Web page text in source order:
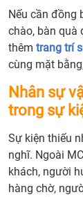
Nếu cần đồng
chào, bàn quà
thêm trang trí
cùng mặt
Nhân sự
trong sự
Sự kiện thiếu
nghĩ. Ngoài
khách, người
hàng chờ,